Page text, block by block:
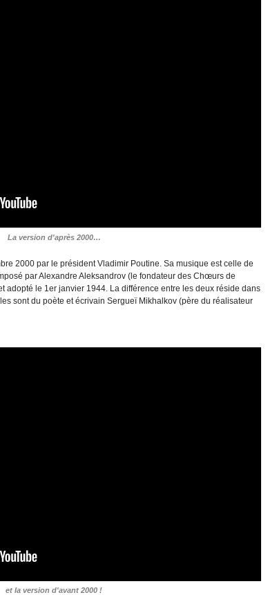
La version d'après 2000…
2000 par le président Vladimir Poutine. Sa musique est celle de
par Alexandre Aleksandrov (le fondateur des Chœurs de
adopté le 1er janvier 1944. La différence entre les deux réside dans
sont du poète et écrivain Sergueï Mikhalkov (père du réalisateur
et la version d'avant 2000 !